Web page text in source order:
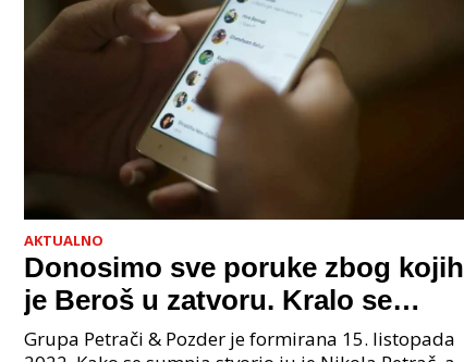
AKTUALNO
Donosimo sve poruke zbog kojih
je Beroš u zatvoru. Kralo se
godinama. Tko će iz vlade biti
Grupa Petrači & Pozder je formirana 15. listopada